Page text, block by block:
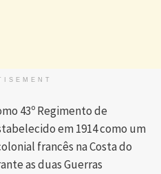
43º Regimento de
em 1914 como um
francês na Costa do
as duas Guerras